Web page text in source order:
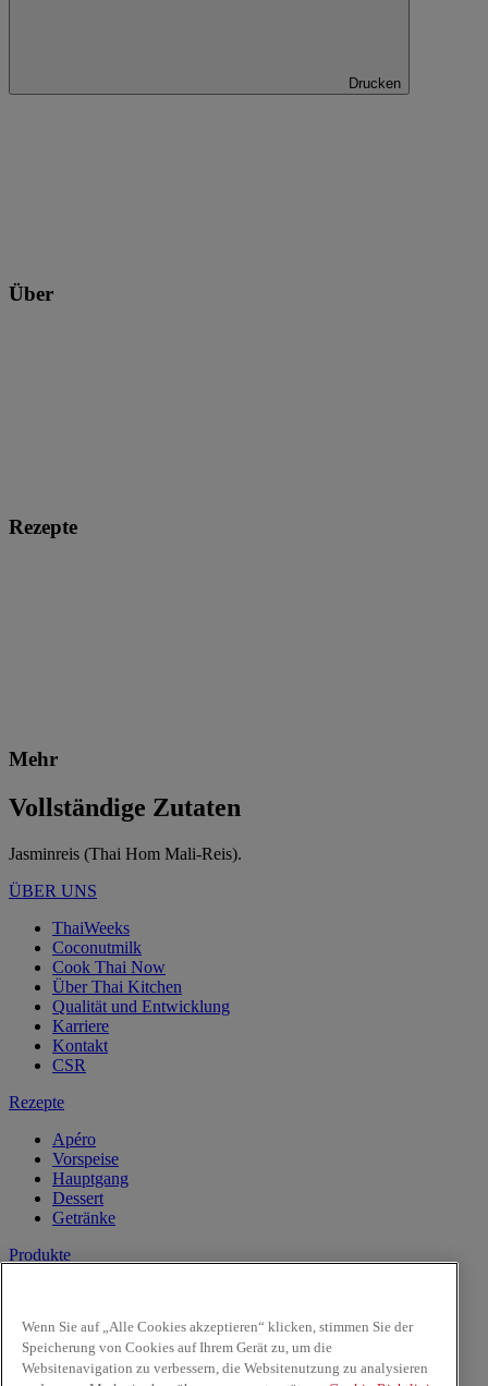
Drucken
Über
Rezepte
Mehr
Vollständige Zutaten
Jasminreis (Thai Hom Mali-Reis).
ÜBER UNS
ThaiWeeks
Coconutmilk
Cook Thai Now
Über Thai Kitchen
Qualität und Entwicklung
Karriere
Kontakt
CSR
Rezepte
Apéro
Vorspeise
Hauptgang
Dessert
Getränke
Produkte
Reis & Nudeln
Kochsaucen
Saucen
Wenn Sie auf „Alle Cookies akzeptieren“ klicken, stimmen Sie der
Speicherung von Cookies auf Ihrem Gerät zu, um die
Websitenavigation zu verbessern, die Websitenutzung zu analysieren